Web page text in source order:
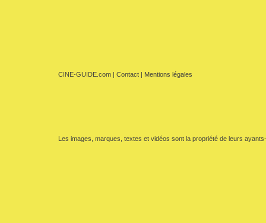
CINE-GUIDE.com | Contact | Mentions légales
Les images, marques, textes et vidéos sont la propriété de leurs